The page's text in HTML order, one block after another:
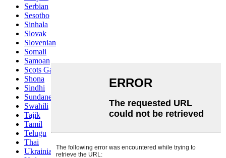
Serbian
Sesotho
Sinhala
Slovak
Slovenian
Somali
Samoan
Scots Gaelic
Shona
Sindhi
Sundanese
Swahili
Tajik
Tamil
Telugu
Thai
Ukrainian